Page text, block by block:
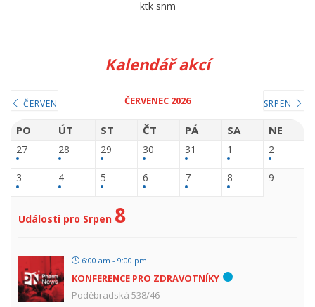
ktk snm
Kalendář akcí
ČERVEN ČERVENEC 2026 SRPEN
PO ÚT ST ČT PÁ SA NE
27 28 29 30 31 1 2
3 4 5 6 7 8 9
Události pro Srpen 8
6:00 am - 9:00 pm
KONFERENCE PRO ZDRAVOTNÍKY
Poděbradská 538/46